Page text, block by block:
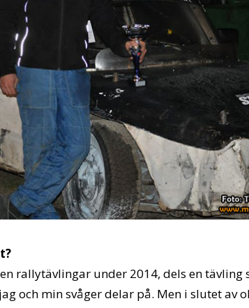
rallytävlingar under 2014, dels en tävling
och min svåger delar på. Men i slutet av